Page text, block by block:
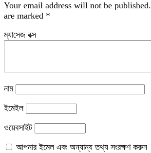
Your email address will not be published.
are marked *
ম্যাসেজ বক্স
নাম
ইমেইল
ওয়েবসাইট
আপনার ইমেল এবং অন্যান্য তথ্য সংরক্ষণ করুন